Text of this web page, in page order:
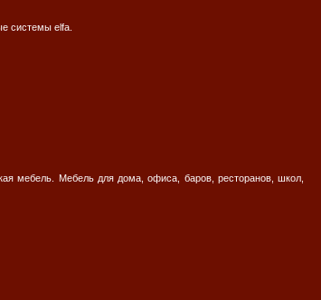
системы elfa.
мебель. Мебель для дома, офиса, баров, ресторанов, школ,